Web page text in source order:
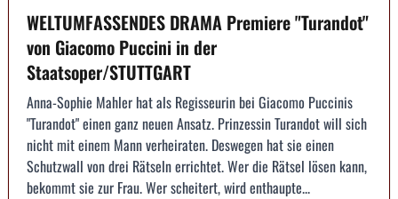
WELTUMFASSENDES DRAMA Premiere "Turandot"
von Giacomo Puccini in der
Staatsoper/STUTTGART
Anna-Sophie Mahler hat als Regisseurin bei Giacomo Puccinis
"Turandot" einen ganz neuen Ansatz. Prinzessin Turandot will sich
nicht mit einem Mann verheiraten. Deswegen hat sie einen
Schutzwall von drei Rätseln errichtet. Wer die Rätsel lösen kann,
bekommt sie zur Frau. Wer scheitert, wird enthaupte...